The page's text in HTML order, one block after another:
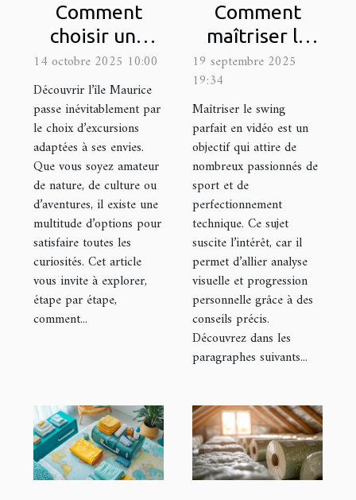
Comment
choisir une
excursion
adaptée à vos
intérêts à
Maurice ?
14 octobre 2025 10:00
Découvrir l’île Maurice
passe inévitablement par
le choix d’excursions
adaptées à ses envies.
Que vous soyez amateur
de nature, de culture ou
d’aventures, il existe une
multitude d’options pour
satisfaire toutes les
curiosités. Cet article
vous invite à explorer,
étape par étape,
comment...
Comment
maîtriser le
swing parfait
en vidéo ?
19 septembre 2025
19:34
Maîtriser le swing
parfait en vidéo est un
objectif qui attire de
nombreux passionnés de
sport et de
perfectionnement
technique. Ce sujet
suscite l’intérêt, car il
permet d’allier analyse
visuelle et progression
personnelle grâce à des
conseils précis.
Découvrez dans les
paragraphes suivants...